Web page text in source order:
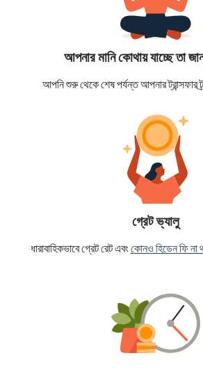
আপনার মানি কোথায় যাচ্ছে তা
আপনি শুরু থেকে শেষ পর্যন্ত আপনার ট্রান্সফার
গ্রেট ভ্যালু
ধারাবাহিকভাবে গ্রেট রেট এবংকোনও হিডেন ফি না